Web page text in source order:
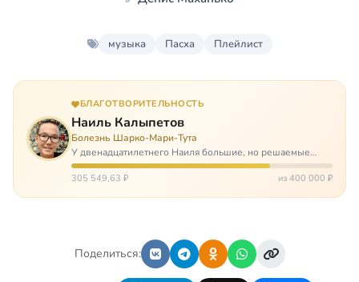
музыка Пасха Плейлист
БЛАГОТВОРИТЕЛЬНОСТЬ
Наиль Калыпетов
Болезнь Шарко-Мари-Тута
У двенадцатилетнего Наиля большие, но решаемые
проблемы. Он болен редкой болезнью, которая ставит
перед ним множество непростых задача, угрожая в
305 549,63 ₽ из 400 000 ₽
Поделиться: